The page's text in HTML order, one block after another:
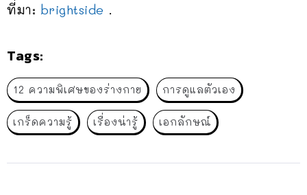
ที่มา: brightside .
Tags:
12 ความพิเศษของร่างกาย การดูแลตัวเอง
เกร็ดความรู้ เรื่องน่ารู้ เอกลักษณ์